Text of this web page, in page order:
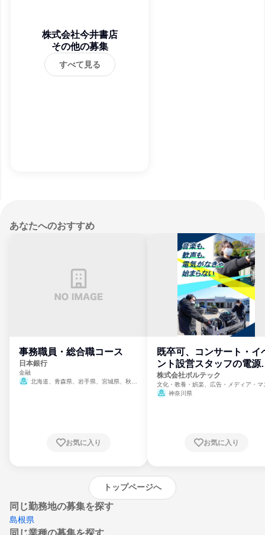
株式会社今井書店
その他の募集
すべて見る
あなたへのおすすめ
事務職員・総合職コース
日本銀行
金融
北海道、青森県、岩手県、宮城県、秋田
崎県、熊本県、大分県、宮崎県、鹿児島県、
お気に入り
既卒可、コンサート・イ
ント設営スタッフの電源
門
株式会社ボルテック
文化・教養・娯楽、広告・メディア・マ
ミ、電力・ガス・水道・エネルギー
神奈川県
お気に入り
トップページへ
同じ勤務地の募集を探す
島根県
同じ業種の募集を探す